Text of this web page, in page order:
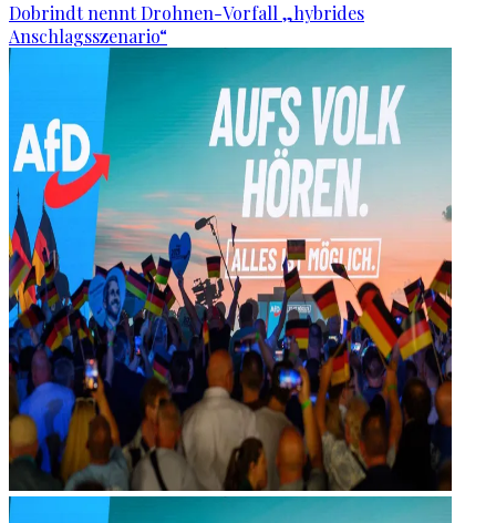
Dobrindt nennt Drohnen-Vorfall „hybrides
Anschlagsszenario“